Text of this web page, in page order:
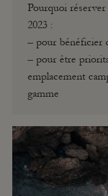
Pourquoi
2023 :
– pour bénéficier
– pour être
emplacement
gamme